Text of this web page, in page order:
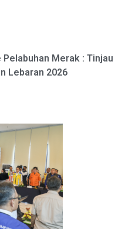
Merak : Tinjau
Lebaran 2026